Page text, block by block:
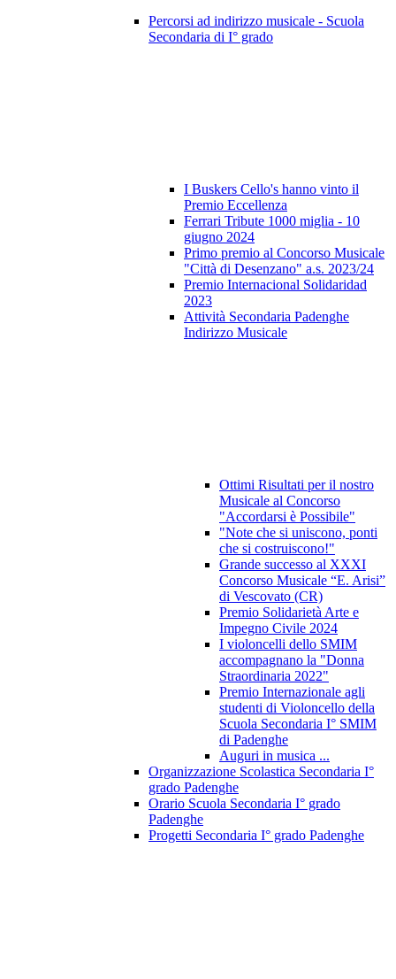
Percorsi ad indirizzo musicale - Scuola
Secondaria di I° grado
I Buskers Cello's hanno vinto il
Premio Eccellenza
Ferrari Tribute 1000 miglia - 10
giugno 2024
Primo premio al Concorso Musicale
"Città di Desenzano" a.s. 2023/24
Premio Internacional Solidaridad
2023
Attività Secondaria Padenghe
Indirizzo Musicale
Ottimi Risultati per il nostro
Musicale al Concorso
"Accordarsi è Possibile"
"Note che si uniscono, ponti
che si costruiscono!"
Grande successo al XXXI
Concorso Musicale “E. Arisi”
di Vescovato (CR)
Premio Solidarietà Arte e
Impegno Civile 2024
I violoncelli dello SMIM
accompagnano la "Donna
Straordinaria 2022"
Premio Internazionale agli
studenti di Violoncello della
Scuola Secondaria I° SMIM
di Padenghe
Auguri in musica ...
Organizzazione Scolastica Secondaria I°
grado Padenghe
Orario Scuola Secondaria I° grado
Padenghe
Progetti Secondaria I° grado Padenghe